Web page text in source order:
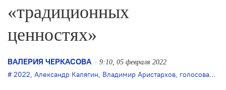
«традиционных
ценностях»
ВАЛЕРИЯ ЧЕРКАСОВА 9:10, 05 февраля 2022
2022, Александр Калягин, Владимир Аристархов, голосование